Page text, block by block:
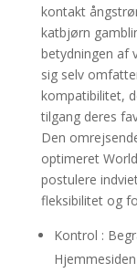
kontakt
katbjørn
betydningen af
sig selv
kompatibilitet,
tilgang deres
Den
optimeret
postulere
fleksibilitet og
Kontrol :